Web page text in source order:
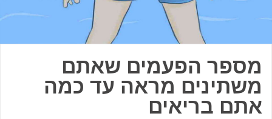
מספר הפעמים שאתם
משתינים מראה עד כמה
אתם בריאים